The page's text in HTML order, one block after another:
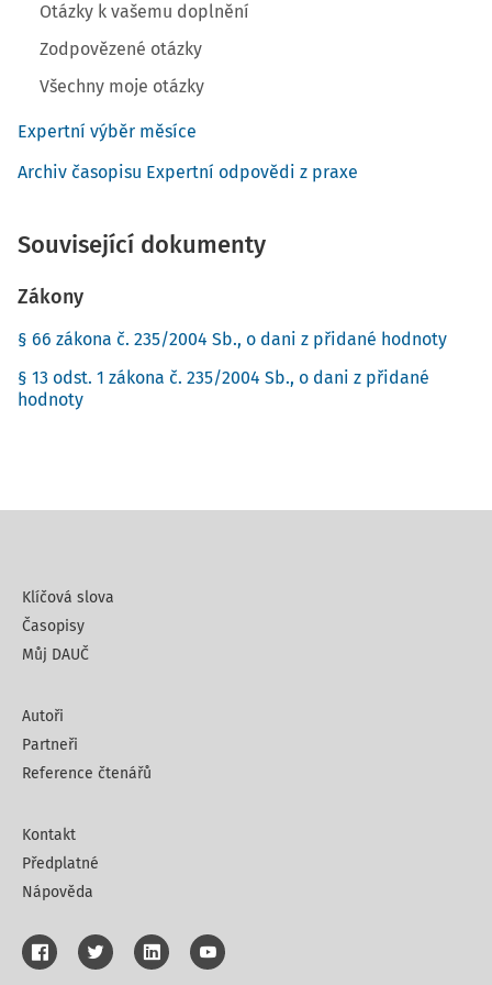
Otázky k vašemu doplnění
Zodpovězené otázky
Všechny moje otázky
Expertní výběr měsíce
Archiv časopisu Expertní odpovědi z praxe
Související dokumenty
Zákony
§ 66 zákona č. 235/2004 Sb., o dani z přidané hodnoty
§ 13 odst. 1 zákona č. 235/2004 Sb., o dani z přidané
hodnoty
Klíčová slova
Časopisy
Můj DAUČ
Autoři
Partneři
Reference čtenářů
Kontakt
Předplatné
Nápověda